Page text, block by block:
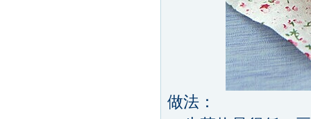
做法：